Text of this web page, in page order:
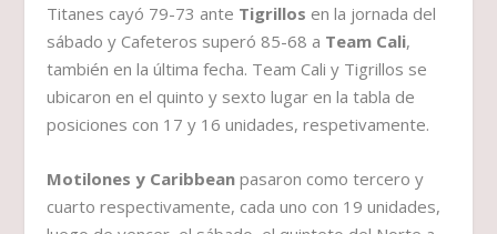
Titanes cayó 79-73 ante Tigrillos en la jornada del
sábado y Cafeteros superó 85-68 a Team Cali,
también en la última fecha. Team Cali y Tigrillos se
ubicaron en el quinto y sexto lugar en la tabla de
posiciones con 17 y 16 unidades, respetivamente.
Motilones y Caribbeanpasaron como tercero y
cuarto respectivamente, cada uno con 19 unidades,